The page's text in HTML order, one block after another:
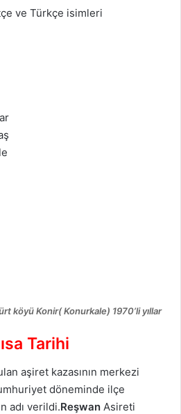
ve Türkçe isimleri
köyü Konir( Konurkale) 1970’li yıllar
Tarihi
aşiret kazasının merkezi
döneminde ilçe
adı verildi.Reşwan Asireti